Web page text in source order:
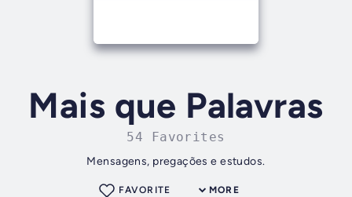
Mais que Palavras
54 Favorites
Mensagens, pregações e estudos.
MORE
FAVORITE